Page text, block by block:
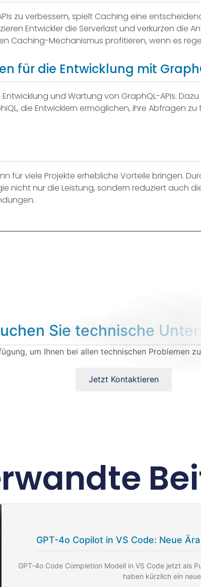
zu verbessern, spielt Caching eine
Entwickler die Serverlast und verkürzen die
Caching-Mechanismus profitieren, wenn es
für die Entwicklung mit
und Wartung von GraphQL-APIs.
die Entwicklern ermöglichen, ihre Abfragen
für viele Projekte erhebliche Vorteile bringen.
nicht nur die Leistung, sondern reduziert auch
uchen Sie technische Unter
um Ihnen bei allen technischen Problemen
Jetzt Kontaktieren
GPT-4o Copilot in VS Code: Neue
GPT-4o Code Completion Modell in VS Code jetzt als
haben kürzlich ein